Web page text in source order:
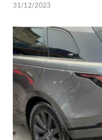
31/12/2023